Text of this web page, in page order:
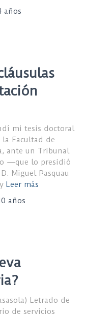
años
mi tesis doctoral
Facultad de
ante un Tribunal
—que lo presidió
Miguel Pasquau
Leer más
años
Letrado de
de servicios